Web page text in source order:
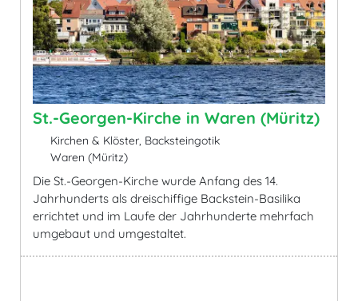
St.-Georgen-Kirche in Waren (Müritz)
Kirchen & Klöster, Backsteingotik
Waren (Müritz)
Die St.-Georgen-Kirche wurde Anfang des 14.
Jahrhunderts als dreischiffige Backstein-Basilika
errichtet und im Laufe der Jahrhunderte mehrfach
umgebaut und umgestaltet.